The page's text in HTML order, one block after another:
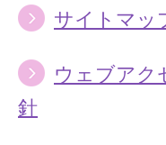
サイトマッ
ウェブアク
針